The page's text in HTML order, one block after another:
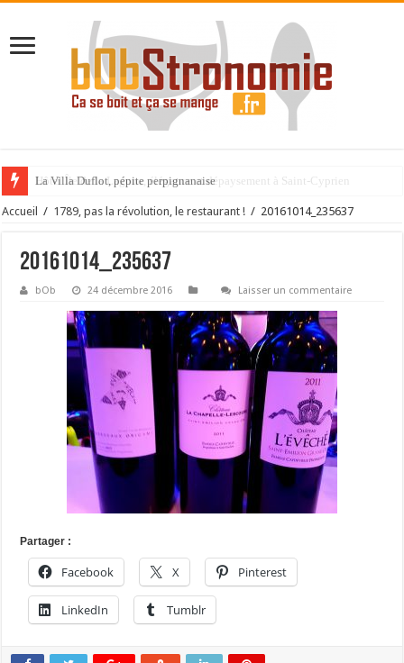
La Villa Duflot, pépite perpignanaise
Accueil / 1789, pas la révolution, le restaurant ! / 20161014_235637
20161014_235637
bOb 24 décembre 2016 Laisser un commentaire
Partager :
Facebook X Pinterest
LinkedIn Tumblr